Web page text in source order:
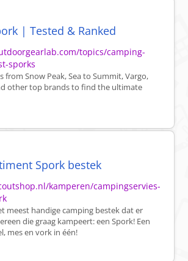
| Tested & Ranked
topics/camping-
sporks
from Snow Peak, Sea to Summit, Vargo,
other top brands to find the ultimate
Spork bestek
kamperen/campingservies-
meest handige camping bestek dat er
die graag kampeert: een Spork! Een
mes en vork in één!